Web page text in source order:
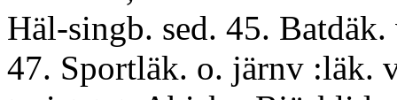
Häl-singb. sed. 45. Batdäk.
47. Sportläk. o. järnv :läk.